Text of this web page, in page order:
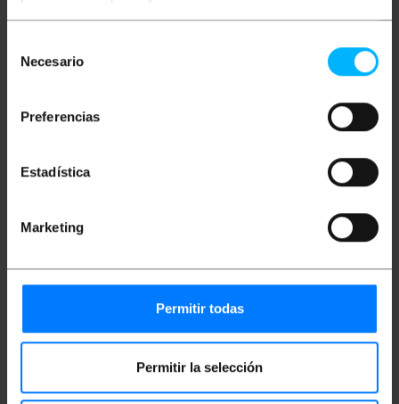
Necesario
Preferencias
Estadística
Marketing
Permitir todas
Permitir la selección
Złącze obsługuje transmisję audio i wideo dla
telefonów komórkowych i komputerów.
Adapter USB typu C umożliwia przedłużenie
audio i wideo.
Obsługuje prędkość transmisji do 10 Gbit/s.
Złącze 3.1 jest dwustronne, odwracalne
Kompatybilny z urządzeniami USB typu C.
Czarny adapter.
Wymiary produktu (szerokość x głębokość x
wysokość): 10 x 30 x 5 mm